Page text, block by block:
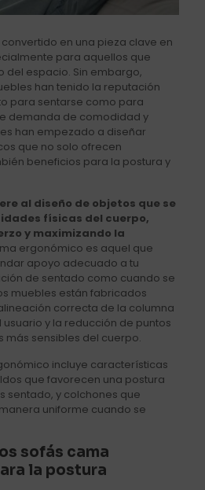
en una pieza clave en
para aquellos que
del espacio. Sin embargo,
han tenido la reputación
para sentarse como para
demanda de comodidad y
han empezado a diseñar
que no solo ofrecen
beneficios para la postura y
al diseño de objetos que se
físicas del cuerpo,
y maximizando la
ergonómico es aquel que
apoyo adecuado a tu
de sentado como cuando se
muebles están fabricados
correcta de la columna
y la reducción de puntos
más sensibles del cuerpo.
incluye características
que favorecen una postura
sentado, y colchones que
uniforme cuando se
sofás cama
la postura